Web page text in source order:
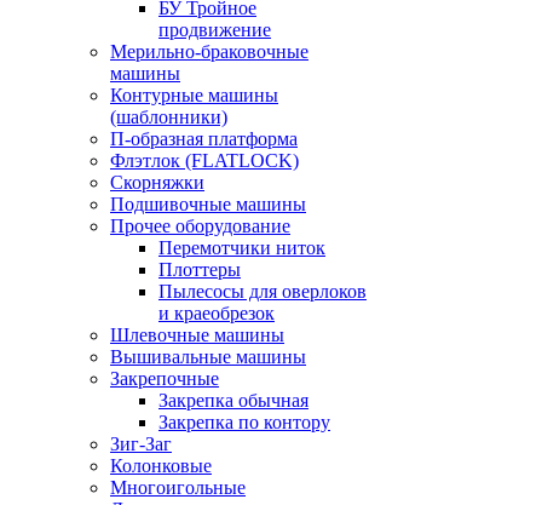
БУ Тройное
продвижение
Мерильно-браковочные
машины
Контурные машины
(шаблонники)
П-образная платформа
Флэтлок (FLATLOCK)
Скорняжки
Подшивочные машины
Прочее оборудование
Перемотчики ниток
Плоттеры
Пылесосы для оверлоков
и краеобрезок
Шлевочные машины
Вышивальные машины
Закрепочные
Закрепка обычная
Закрепка по контору
Зиг-Заг
Колонковые
Многоигольные